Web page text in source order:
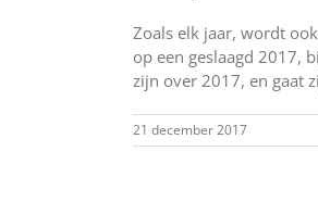
Zoals elk jaar, wordt
op een geslaagd 2017,
zijn over 2017, en gaat
21 december 2017